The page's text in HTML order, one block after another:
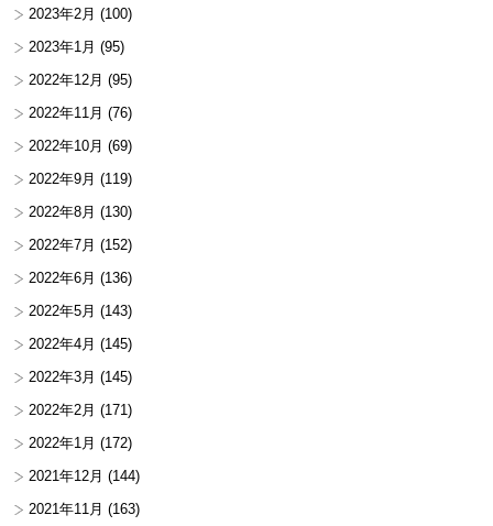
2023年2月 (100)
2023年1月 (95)
2022年12月 (95)
2022年11月 (76)
2022年10月 (69)
2022年9月 (119)
2022年8月 (130)
2022年7月 (152)
2022年6月 (136)
2022年5月 (143)
2022年4月 (145)
2022年3月 (145)
2022年2月 (171)
2022年1月 (172)
2021年12月 (144)
2021年11月 (163)